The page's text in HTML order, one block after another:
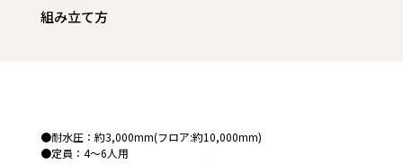
組み立て方
●耐水圧：約3,000mm(フロア:約10,000mm)
●定員：4～6人用